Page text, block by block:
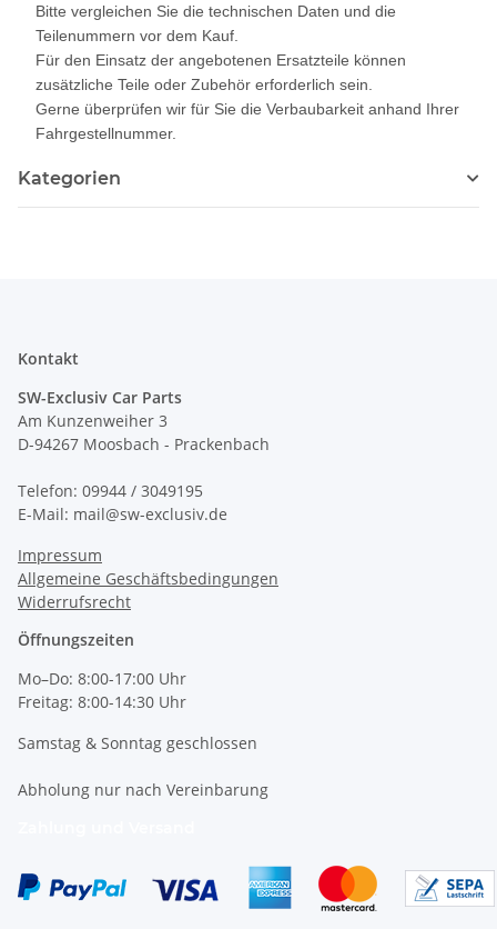
Bitte vergleichen Sie die technischen Daten und die
Teilenummern vor dem Kauf.
Für den Einsatz der angebotenen Ersatzteile können
zusätzliche Teile oder Zubehör erforderlich sein.
Gerne überprüfen wir für Sie die Verbaubarkeit anhand Ihrer
Fahrgestellnummer.
Kategorien
Kontakt
SW-Exclusiv Car Parts
Am Kunzenweiher 3
D-94267 Moosbach - Prackenbach
Telefon: 09944 / 3049195
E-Mail: mail@sw-exclusiv.de
Impressum
Allgemeine Geschäftsbedingungen
Widerrufsrecht
Öffnungszeiten
Mo–Do: 8:00-17:00 Uhr
Freitag: 8:00-14:30 Uhr
Samstag & Sonntag geschlossen
Abholung nur nach Vereinbarung